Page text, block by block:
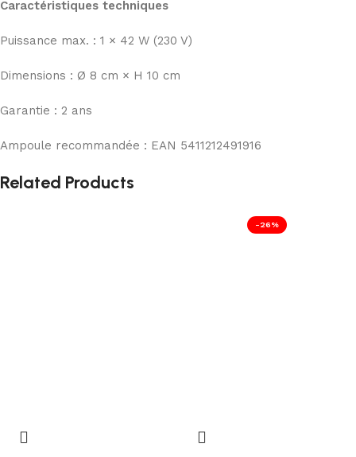
Caractéristiques techniques
Puissance max. : 1 × 42 W (230 V)
Dimensions : Ø 8 cm × H 10 cm
Garantie : 2 ans
Ampoule recommandée : EAN 5411212491916
Related Products
-26%